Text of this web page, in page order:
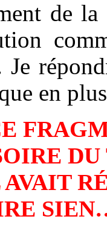
de
Je
en
DU